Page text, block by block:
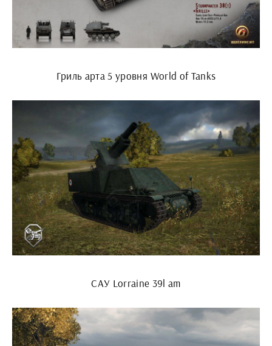
Гриль арта 5 уровня World of Tanks
САУ Lorraine 39l am